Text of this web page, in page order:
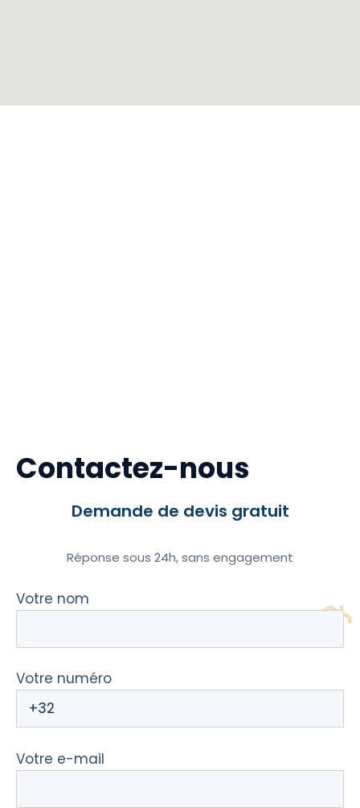
Contactez-nous
Demande de devis gratuit
Réponse sous 24h, sans engagement
Votre nom
Votre numéro
Votre e-mail